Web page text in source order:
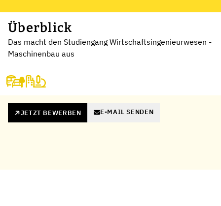
Überblick
Das macht den Studiengang Wirtschaftsingenieurwesen -
Maschinenbau aus
JETZT BEWERBEN E-MAIL SENDEN